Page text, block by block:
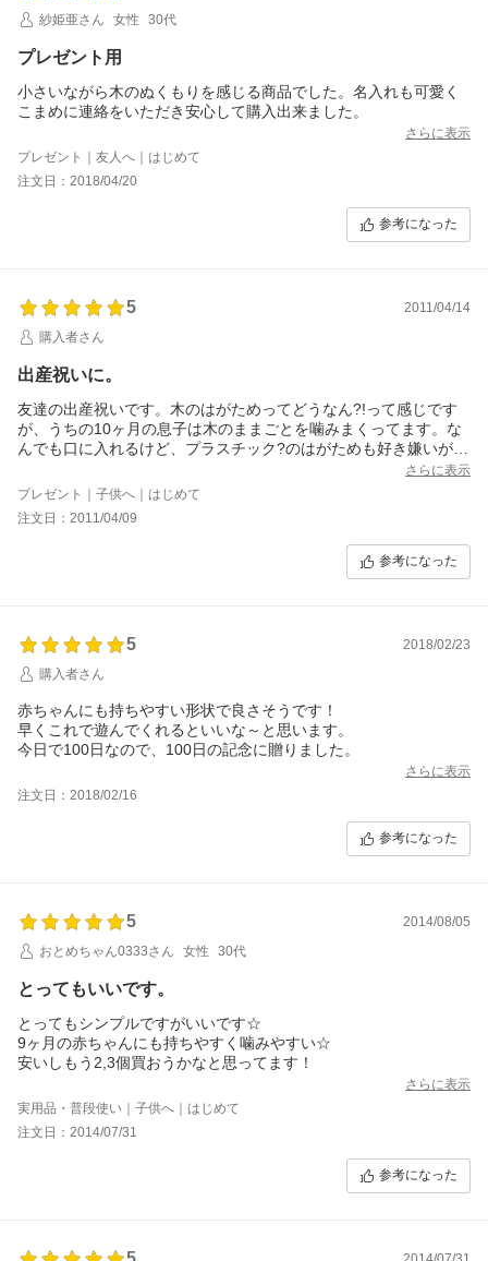
紗姫亜さん
女性 30代
プレゼント用
小さいながら木のぬくもりを感じる商品でした。名入れも可愛く
こまめに連絡をいただき安心して購入出来ました。
さらに表示
プレゼント｜友人へ｜はじめて
注文日：2018/04/20
参考になった
5
2011/04/14
購入者さん
出産祝いに。
友達の出産祝いです。木のはがためってどうなん?!って感じです
が、うちの10ヶ月の息子は木のままごとを噛みまくってます。な
んでも口に入れるけど、プラスチック?のはがためも好き嫌いがあ
買ったのにほとんど使用してくれないはがためもありました(;´∩
おまけとしての購入です。安いし名前も入れてもらい、とても可
愛いプレゼントになりました。買うなら絶対焼印をおすすめ(´∀｀)
さらに表示
プレゼント｜子供へ｜はじめて
注文日：2011/04/09
参考になった
5
2018/02/23
購入者さん
赤ちゃんにも持ちやすい形状で良さそうです！
早くこれで遊んでくれるといいな～と思います。
今日で100日なので、100日の記念に贈りました。
さらに表示
注文日：2018/02/16
参考になった
5
2014/08/05
おとめちゃん0333さん
女性 30代
とってもいいです。
とってもシンプルですがいいです☆
9ヶ月の赤ちゃんにも持ちやすく噛みやすい☆
安いしもう2,3個買おうかなと思ってます！
さらに表示
実用品・普段使い｜子供へ｜はじめて
注文日：2014/07/31
参考になった